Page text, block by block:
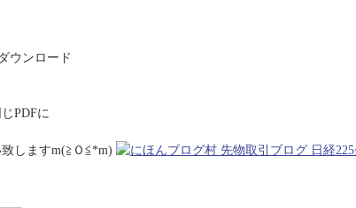
ウンロード
PDFに
しますm(≧Ｏ≦*m)